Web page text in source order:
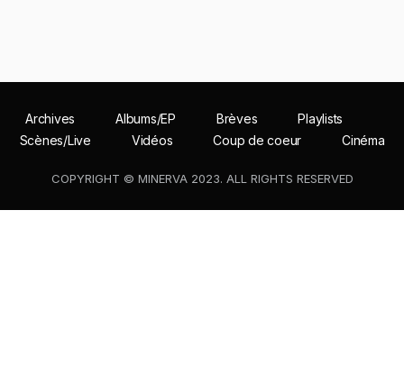
Archives Albums/EP Brèves
Playlists
Scènes/Live
Vidéos Coup de coeur Cinéma
COPYRIGHT © MINERVA 2023. ALL RIGHTS RESERVED